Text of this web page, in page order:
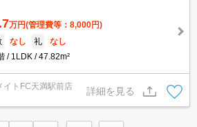
万円(管理費等：8,000円)
なし 礼
なし
1LDK 47.82m²
イトFC天満駅前店
詳細を見る